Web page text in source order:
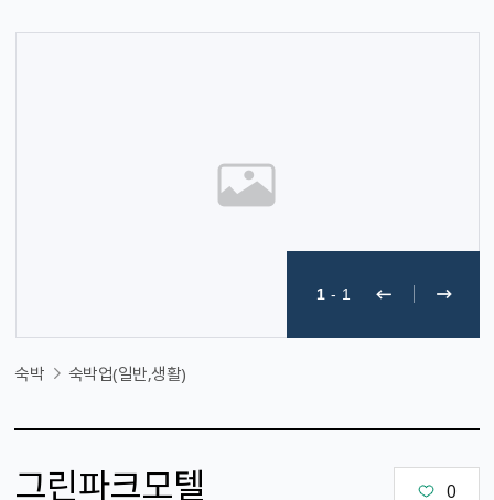
1 - 1
숙박 숙박업(일반,생활)
그린파크모텔 0